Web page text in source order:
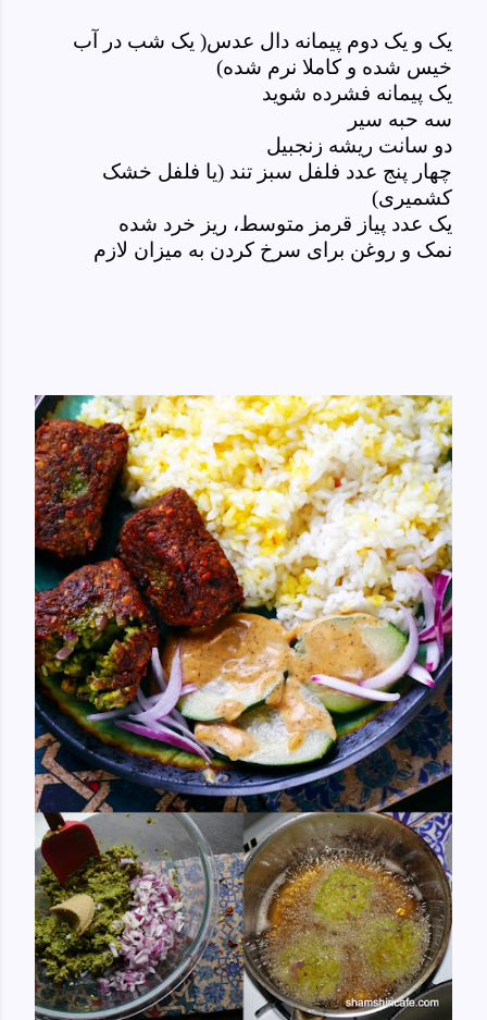
یک و یک دوم پیمانه دال عدس( یک شب در آب
خیس شده و کاملا نرم شده)
یک پیمانه فشرده شوید
سه حبه سیر
دو سانت ریشه زنجبیل
چهار پنج عدد فلفل سبز تند (یا فلفل خشک
کشمیری)
یک عدد پیاز قرمز متوسط، ریز خرد شده
نمک و روغن برای سرخ کردن به میزان لازم